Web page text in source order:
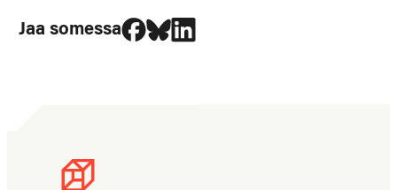
Jaa somessa
Jaa Facebookissa
Jaa Blueskyssa
Jaa LinkedIn:ssä